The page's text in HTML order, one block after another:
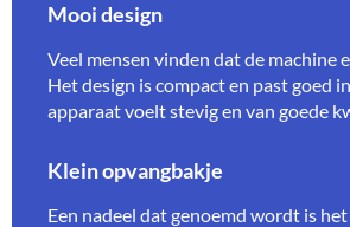
Mooi design
Veel mensen vinden dat de machine
Het design is compact en past goed
apparaat voelt stevig en van goede
Klein opvangbakje
Een nadeel dat genoemd wordt is